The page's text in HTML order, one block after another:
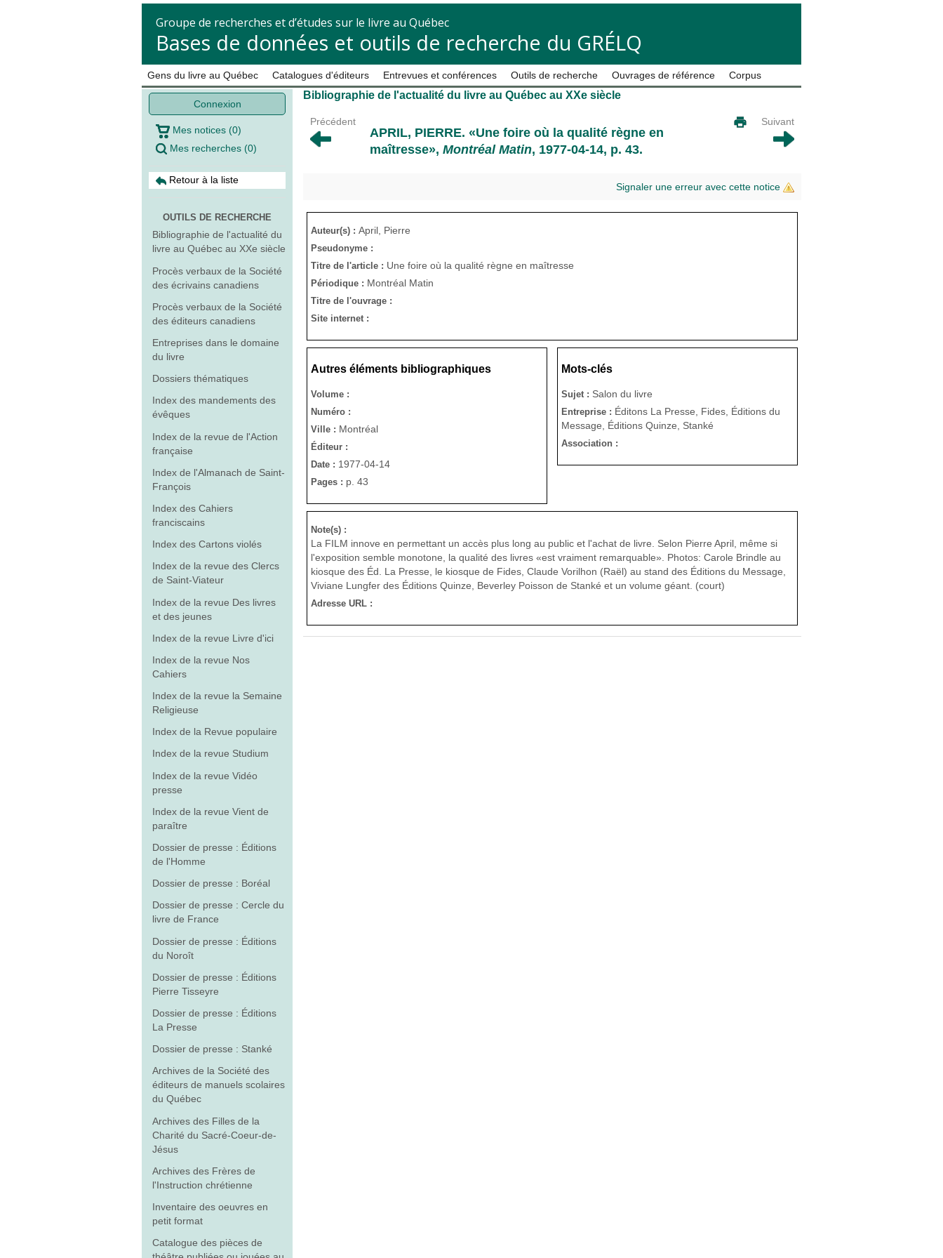
Groupe de recherches et d’études sur le livre au Québec
Bases de données et outils de recherche du GRÉLQ
Gens du livre au Québec Catalogues d'éditeurs Entrevues et conférences Outils de recherche Ouvrages de référence Corpus
Connexion
Mes notices (0)
Mes recherches (0)
Retour à la liste
OUTILS DE RECHERCHE
Bibliographie de l'actualité du
livre au Québec au XXe siècle
Procès verbaux de la Société
des écrivains canadiens
Procès verbaux de la Société
des éditeurs canadiens
Entreprises dans le domaine
du livre
Dossiers thématiques
Index des mandements des
évêques
Index de la revue de l'Action
française
Index de l'Almanach de Saint-
François
Index des Cahiers
franciscains
Index des Cartons violés
Index de la revue des Clercs
de Saint-Viateur
Index de la revue Des livres
et des jeunes
Index de la revue Livre d'ici
Index de la revue Nos
Cahiers
Index de la revue la Semaine
Religieuse
Index de la Revue populaire
Index de la revue Studium
Index de la revue Vidéo
presse
Index de la revue Vient de
paraître
Dossier de presse : Éditions
de l'Homme
Dossier de presse : Boréal
Dossier de presse : Cercle du
livre de France
Dossier de presse : Éditions
du Noroît
Dossier de presse : Éditions
Pierre Tisseyre
Dossier de presse : Éditions
La Presse
Dossier de presse : Stanké
Archives de la Société des
éditeurs de manuels scolaires
du Québec
Archives des Filles de la
Charité du Sacré-Coeur-de-
Jésus
Archives des Frères de
l'Instruction chrétienne
Inventaire des oeuvres en
petit format
Catalogue des pièces de
Bibliographie de l'actualité du livre au Québec au XXe siècle
Précédent
APRIL, PIERRE. «Une foire où la qualité règne en
maîtresse», Montréal Matin, 1977-04-14, p. 43.
Suivant
Signaler une erreur avec cette notice
Auteur(s) : April, Pierre
Pseudonyme :
Titre de l'article : Une foire où la qualité règne en maîtresse
Périodique : Montréal Matin
Titre de l'ouvrage :
Site internet :
Autres éléments bibliographiques
Volume :
Numéro :
Ville : Montréal
Éditeur :
Date : 1977-04-14
Pages : p. 43
Mots-clés
Sujet : Salon du livre
Entreprise : Éditons La Presse, Fides, Éditions du
Message, Éditions Quinze, Stanké
Association :
Note(s) :
La FILM innove en permettant un accès plus long au public et l'achat de livre. Selon Pierre April, même si
l'exposition semble monotone, la qualité des livres «est vraiment remarquable». Photos: Carole Brindle au
kiosque des Éd. La Presse, le kiosque de Fides, Claude Vorilhon (Raël) au stand des Éditions du Message,
Viviane Lungfer des Éditions Quinze, Beverley Poisson de Stanké et un volume géant. (court)
Adresse URL :